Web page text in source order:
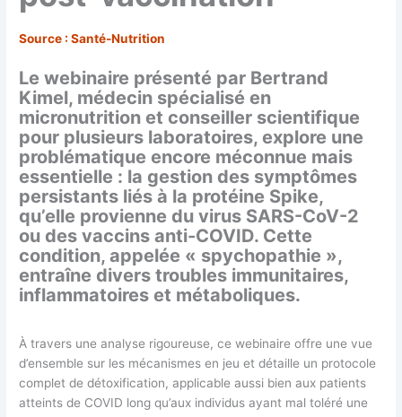
Source : Santé-Nutrition
Le webinaire présenté par Bertrand
Kimel, médecin spécialisé en
micronutrition et conseiller scientifique
pour plusieurs laboratoires, explore une
problématique encore méconnue mais
essentielle : la gestion des symptômes
persistants liés à la protéine Spike,
qu’elle provienne du virus SARS-CoV-2
ou des vaccins anti-COVID. Cette
condition, appelée « spychopathie »,
entraîne divers troubles immunitaires,
inflammatoires et métaboliques.
À travers une analyse rigoureuse, ce webinaire offre une vue
d’ensemble sur les mécanismes en jeu et détaille un protocole
complet de détoxification, applicable aussi bien aux patients
atteints de COVID long qu’aux individus ayant mal toléré une